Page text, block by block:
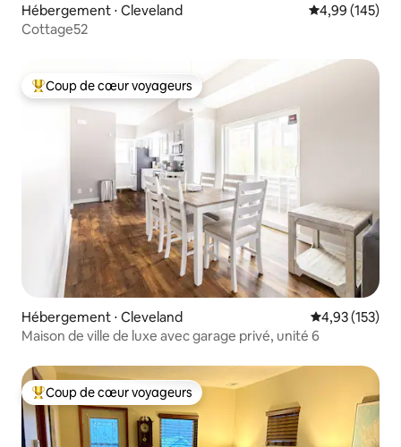
Hébergement ⋅ Cleveland Évaluation
4,99 (145)
Cottage52
Coups de cœur voyageurs les plus appréciés
Coup de cœur voyageurs
Hébergement ⋅ Cleveland Évaluation
4,93 (153)
Maison de ville de luxe avec garage privé, unité 6
Coups de cœur voyageurs les plus appréciés
Coup de cœur voyageurs